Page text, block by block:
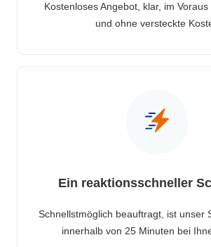
Kostenloses Angebot, klar, im
und ohne versteckte
Ein reaktionsschneller
Schnellstmöglich beauftragt, ist unser
innerhalb von 25 Minuten bei